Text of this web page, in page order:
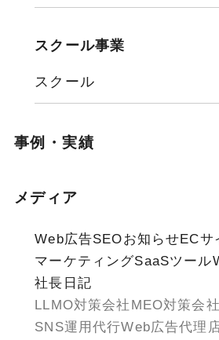
スクール事業
スクール
事例・実績
メディア
Web広告SEOお知らせECサ
マーケティングSaaSツール
社長日記
LLMO対策会社 MEO対策会社
SNS運用代行Web広告代理